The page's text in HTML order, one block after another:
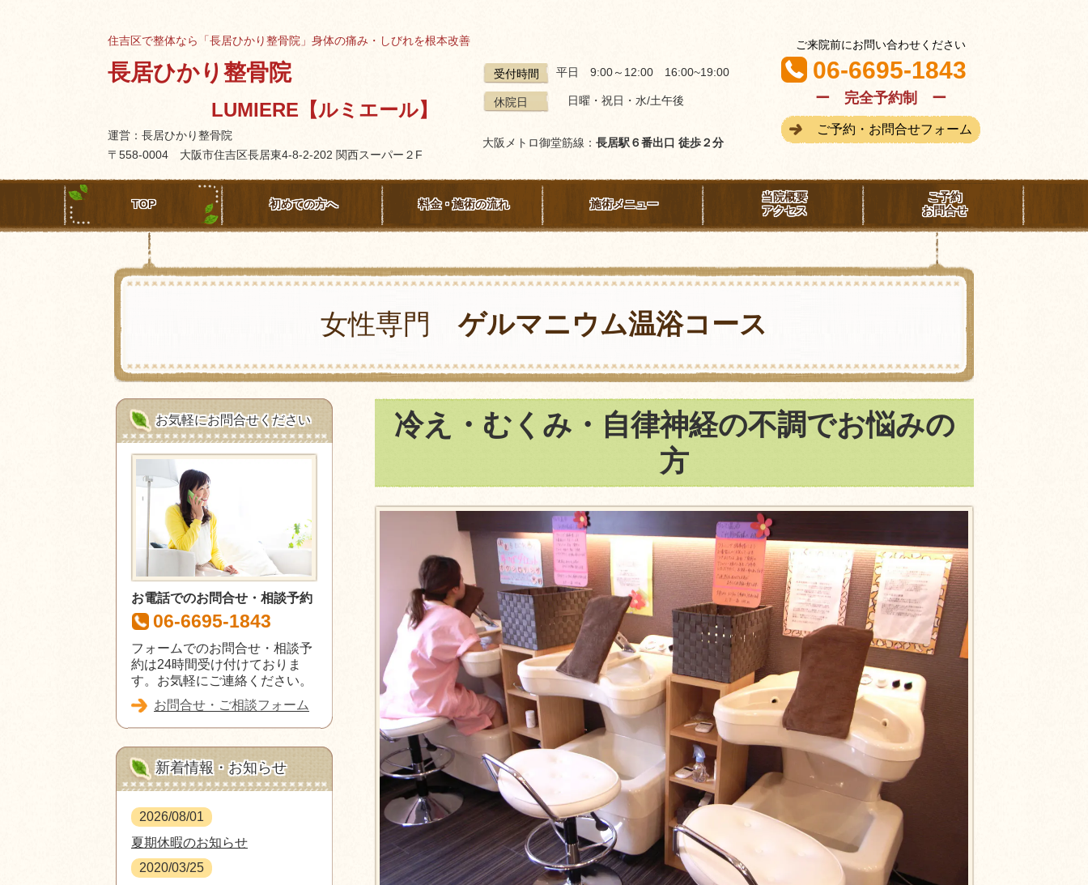
住吉区で整体なら「長居ひかり整骨院」身体の痛み・しびれを根本改善
長居ひかり整骨院
LUMIERE【ルミエール】
運営：長居ひかり整骨院
〒558-0004 大阪市住吉区長居東4-8-2-202 関西スーパー２F
受付時間 平日 9:00～12:00 16:00~19:00
休院日 日曜・祝日・水/土午後
大阪メトロ御堂筋線： 長居駅６番出口 徒歩２分
ご来院前にお問い合わせください
06-6695-1843
ー 完全予約制 ー
ご予約・お問合せフォーム
TOP 初めての方へ 料金・施術の流れ 施術メニュー
当院概要
アクセス
ご予約
お問合せ
女性専門ゲルマニウム温浴コース
冷え・むくみ・自律神経の不調でお悩みの
方
お気軽にお問合せください
お電話でのお問合せ・相談予約
06-6695-1843
フォームでのお問合せ・相談予
約は24時間受け付けておりま
す。お気軽にご連絡ください。
お問合せ・ご相談フォーム
新着情報・お知らせ
2026/08/01
夏期休暇のお知らせ
2020/03/25